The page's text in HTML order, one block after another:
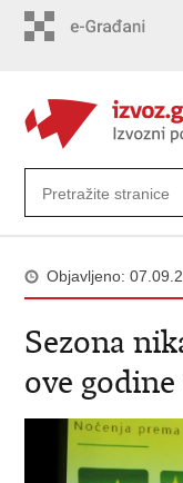
Objavljeno:
Sezona
ove